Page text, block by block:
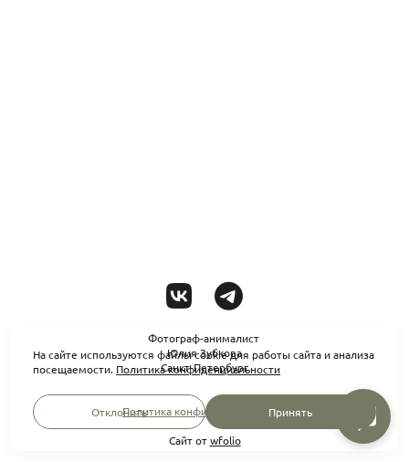
Фотограф-анималист
Юлия Зубкова
Санкт-Петербург
Политика конфиденциальности
Сайт отwfolio
На сайте используются файлы cookie для работы сайта и анализа
посещаемости. Политика конфиденциальности
Отклонить Принять